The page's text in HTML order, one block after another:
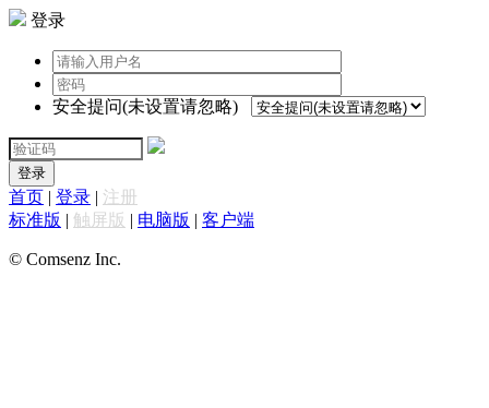
登录
安全提问(未设置请忽略)
登录
首页 | 登录 | 注册
标准版 | 触屏版 | 电脑版 | 客户端
© Comsenz Inc.